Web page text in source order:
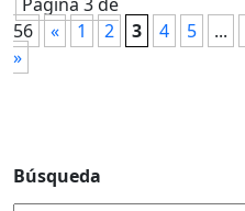
56
« 1 2 3 4 5 ...
»
Búsqueda